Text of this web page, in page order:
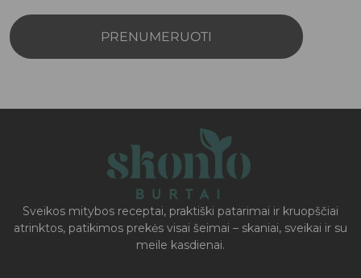
PRENUMERUOTI
Sveikos mitybos receptai, praktiški patarimai ir kruopščiai
atrinktos, patikimos prekės visai šeimai – skaniai, sveikai ir su
meile kasdienai.